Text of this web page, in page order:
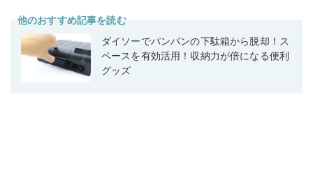
他のおすすめ記事を読む
ダイソーでパンパンの下駄箱から脱却！ス
ペースを有効活用！収納力が倍になる便利
グッズ